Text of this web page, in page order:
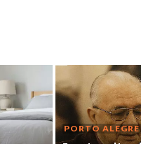
PORTO ALEGRE